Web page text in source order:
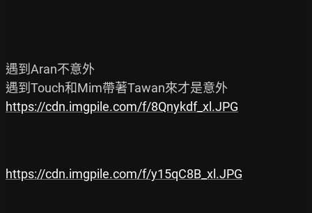
遇到Aran不意外
https://cdn.imgpile.com/f/8Qnykdf_xl.JPG
https://cdn.imgpile.com/f/y15qC8B_xl.JPG